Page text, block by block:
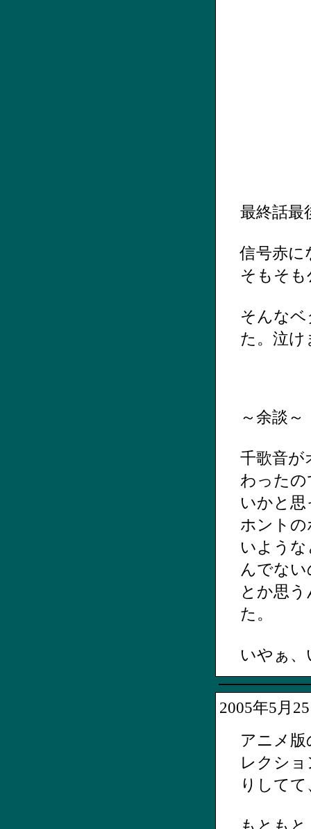
最終話最
信号赤に
そもそ
そんな
た。泣け
～余談～
千歌音が
わったの
いかと
ホント
いよう
んでな
とか思
た。
いやぁ
2005年5月
アニメ
レクシ
りして